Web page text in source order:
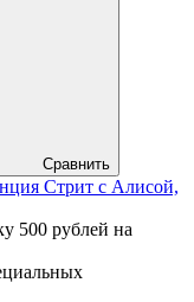
Сравнить
Стрит с Алисой,
500 рублей на